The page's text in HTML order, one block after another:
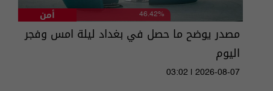
أمن 46.42%
مصدر يوضح ما حصل في بغداد ليلة امس وفجر
اليوم
03:02 | 2026-08-07